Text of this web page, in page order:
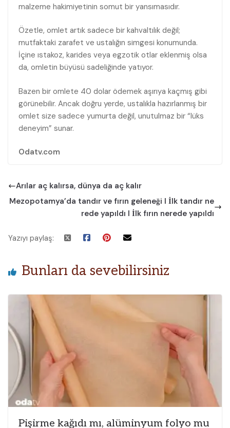
malzeme hakimiyetinin somut bir yansımasıdır.
Özetle, omlet artık sadece bir kahvaltılık değil;
mutfaktaki zarafet ve ustalığın simgesi konumunda.
İçine ıstakoz, karides veya egzotik otlar eklenmiş olsa
da, omletin büyüsü sadeliğinde yatıyor.
Bazen bir omlete 40 dolar ödemek aşırıya kaçmış gibi
görünebilir. Ancak doğru yerde, ustalıkla hazırlanmış bir
omlet size sadece yumurta değil, unutulmaz bir “lüks
deneyim” sunar.
Odatv.com
Arılar aç kalırsa, dünya da aç kalır
Mezopotamya’da tandır ve fırın geleneği I İlk tandır ne
rede yapıldı I İlk fırın nerede yapıldı
Yazıyı paylaş:
Bunları da sevebilirsiniz
Pişirme kağıdı mı, alüminyum folyo mu